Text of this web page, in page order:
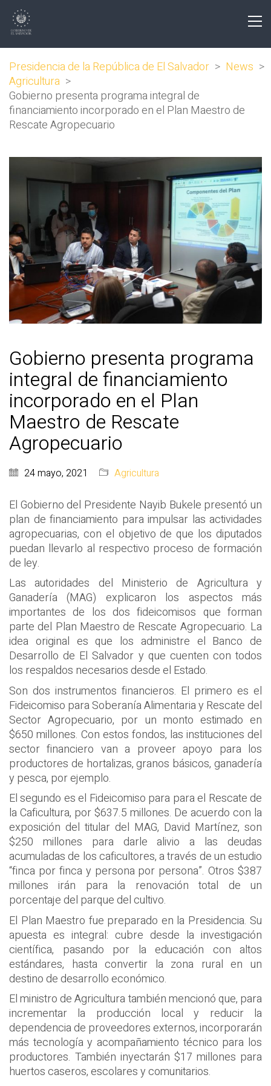
Presidencia de la República de El Salvador > News >
Agricultura >
Gobierno presenta programa integral de
financiamiento incorporado en el Plan Maestro de
Rescate Agropecuario
Gobierno presenta programa
integral de financiamiento
incorporado en el Plan
Maestro de Rescate
Agropecuario
24 mayo, 2021 Agricultura
El Gobierno del Presidente Nayib Bukele presentó un
plan de financiamiento para impulsar las actividades
agropecuarias, con el objetivo de que los diputados
puedan llevarlo al respectivo proceso de formación
de ley.
Las autoridades del Ministerio de Agricultura y
Ganadería (MAG) explicaron los aspectos más
importantes de los dos fideicomisos que forman
parte del Plan Maestro de Rescate Agropecuario. La
idea original es que los administre el Banco de
Desarrollo de El Salvador y que cuenten con todos
los respaldos necesarios desde el Estado.
Son dos instrumentos financieros. El primero es el
Fideicomiso para Soberanía Alimentaria y Rescate del
Sector Agropecuario, por un monto estimado en
$650 millones. Con estos fondos, las instituciones del
sector financiero van a proveer apoyo para los
productores de hortalizas, granos básicos, ganadería
y pesca, por ejemplo.
El segundo es el Fideicomiso para para el Rescate de
la Caficultura, por $637.5 millones. De acuerdo con la
exposición del titular del MAG, David Martínez, son
$250 millones para darle alivio a las deudas
acumuladas de los caficultores, a través de un estudio
“finca por finca y persona por persona”. Otros $387
millones irán para la renovación total de un
porcentaje del parque del cultivo.
El Plan Maestro fue preparado en la Presidencia. Su
apuesta es integral: cubre desde la investigación
científica, pasando por la educación con altos
estándares, hasta convertir la zona rural en un
destino de desarrollo económico.
El ministro de Agricultura también mencionó que, para
incrementar la producción local y reducir la
dependencia de proveedores externos, incorporarán
más tecnología y acompañamiento técnico para los
productores. También inyectarán $17 millones para
huertos caseros, escolares y comunitarios.